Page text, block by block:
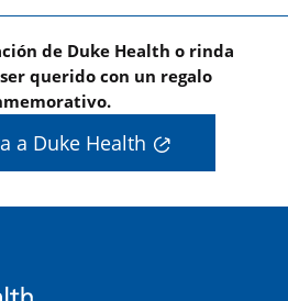
de Duke Health o rinda
querido con un regalo
a Duke Health